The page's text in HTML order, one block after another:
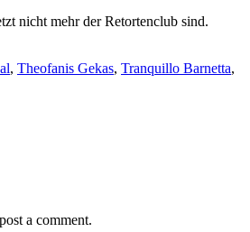
nicht mehr der Retortenclub sind.
, Theofanis Gekas, Tranquillo Barnetta,
a comment.